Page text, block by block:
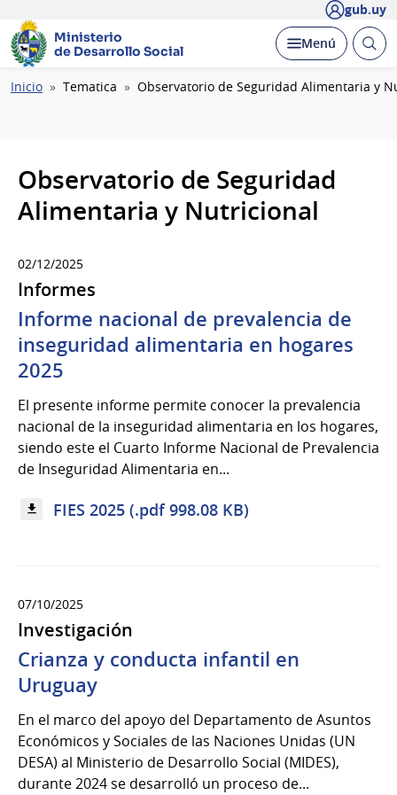
gub.uy
Ministerio
de Desarrollo Social
Desplegar
Menú Abrir
Ruta
Inicio Tematica Observatorio de Seguridad Alimentaria y
Observatorio de Seguridad
Alimentaria y Nutricional
02/12/2025
Informes
Informe nacional de prevalencia de
inseguridad alimentaria en hogares
2025
El presente informe permite conocer la prevalencia
nacional de la inseguridad alimentaria en los hogares,
siendo este el Cuarto Informe Nacional de Prevalencia
de Inseguridad Alimentaria en...
FIES 2025 (.pdf 998.08 KB)
07/10/2025
Investigación
Crianza y conducta infantil en
Uruguay
En el marco del apoyo del Departamento de Asuntos
Económicos y Sociales de las Naciones Unidas (UN
DESA) al Ministerio de Desarrollo Social (MIDES),
durante 2024 se desarrolló un proceso de...